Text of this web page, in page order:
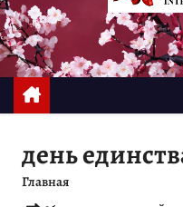
к
с
о
день
Главная